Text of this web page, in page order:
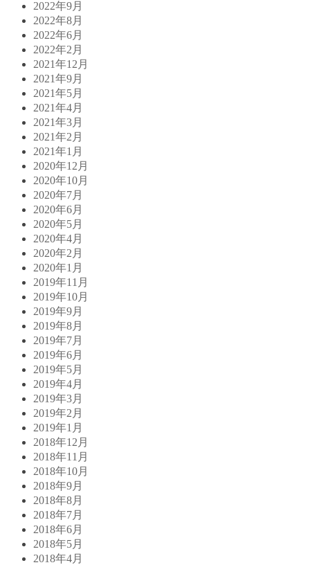
2022年9月
2022年8月
2022年6月
2022年2月
2021年12月
2021年9月
2021年5月
2021年4月
2021年3月
2021年2月
2021年1月
2020年12月
2020年10月
2020年7月
2020年6月
2020年5月
2020年4月
2020年2月
2020年1月
2019年11月
2019年10月
2019年9月
2019年8月
2019年7月
2019年6月
2019年5月
2019年4月
2019年3月
2019年2月
2019年1月
2018年12月
2018年11月
2018年10月
2018年9月
2018年8月
2018年7月
2018年6月
2018年5月
2018年4月